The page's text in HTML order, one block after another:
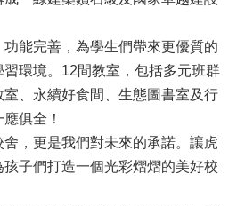
能完善，為學生們帶來更優質的
環境。12間教室，包括多元班群
、永續好食間、生態圖書室及行
俱全！
，更是我們對未來的承諾。讓虎
子們打造一個光彩熠熠的美好校